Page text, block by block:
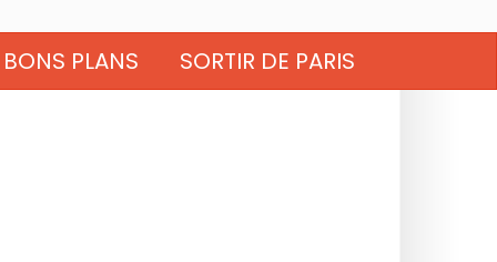
BONS PLANS SORTIR DE PARIS